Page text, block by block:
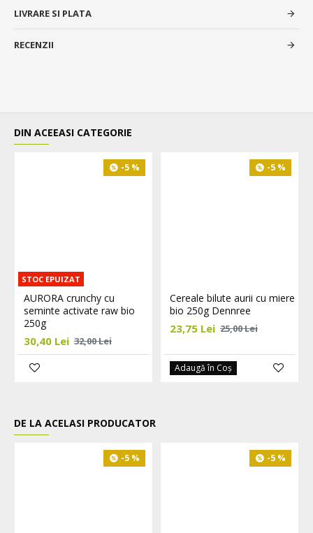
LIVRARE SI PLATA
RECENZII
DIN ACEEASI CATEGORIE
-5 %
STOC EPUIZAT
AURORA crunchy cu
seminte activate raw bio
250g
30,40 Lei 32,00 Lei
-5 %
Cereale bilute aurii cu miere
bio 250g Dennree
23,75 Lei 25,00 Lei
Adaugă în Coş
DE LA ACELASI PRODUCATOR
-5 % -5 %